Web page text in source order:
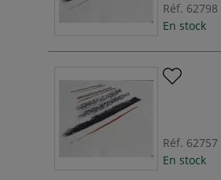
Réf. 62798
En stock
Réf. 62757
En stock